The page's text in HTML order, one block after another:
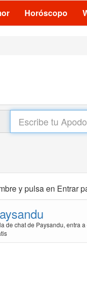
Horóscopo
y pulsa en Entrar
de chat de Paysandu, entra